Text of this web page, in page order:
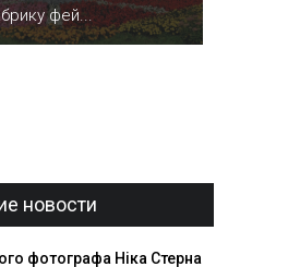
фей...
новости
фотографа Ніка Стерна